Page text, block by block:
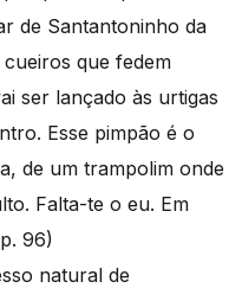
de Santantoninho da
que fedem
ser lançado às urtigas
Esse pimpão é o
de um trampolim onde
Falta-te o eu. Em
96)
natural de